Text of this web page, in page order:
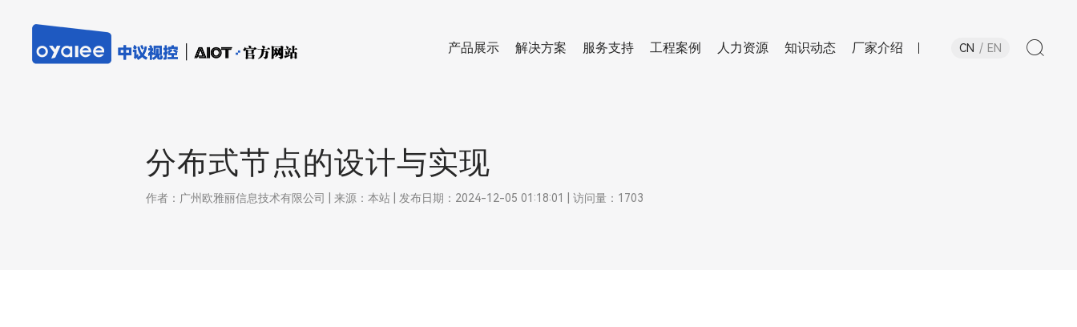
产品展示 解决方案 服务支持 工程案例 人力资源 知识动态 厂家介绍 CN EN
分布式节点的设计与实现
作者：广州欧雅丽信息技术有限公司 | 来源：本站 | 发布日期：2024-12-05 01:18:01 | 访问量：1703